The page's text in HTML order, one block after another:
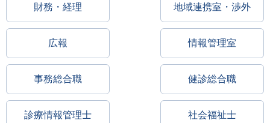
財務・経理 地域連携室・渉外
広報 情報管理室
事務総合職 健診総合職
診療情報管理士 社会福祉士